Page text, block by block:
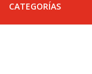
CATEGORÍAS